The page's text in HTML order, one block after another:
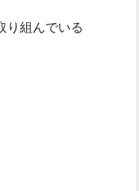
り組んでいる